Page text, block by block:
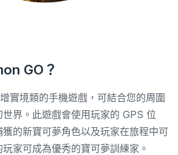
GO？
實境類的手機遊戲，可結合您的周圍
界。此遊戲會使用玩家的 GPS 位
的新寶可夢角色以及玩家在旅程中可
家可成為優秀的寶可夢訓練家。